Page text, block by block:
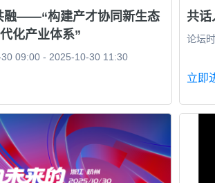
融——“构建产才协同新生态
化产业体系”
09:00 - 2025-10-30 11:30
共话
论坛
立即